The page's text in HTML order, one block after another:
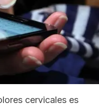
cervicales es